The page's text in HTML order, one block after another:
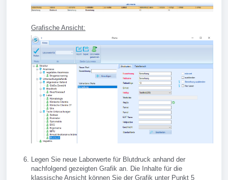
Grafische Ansicht:
Legen Sie neue Laborwerte für Blutdruck anhand der
nachfolgend gezeigten Grafik an. Die Inhalte für die
klassische Ansicht können Sie der Grafik unter Punkt 5